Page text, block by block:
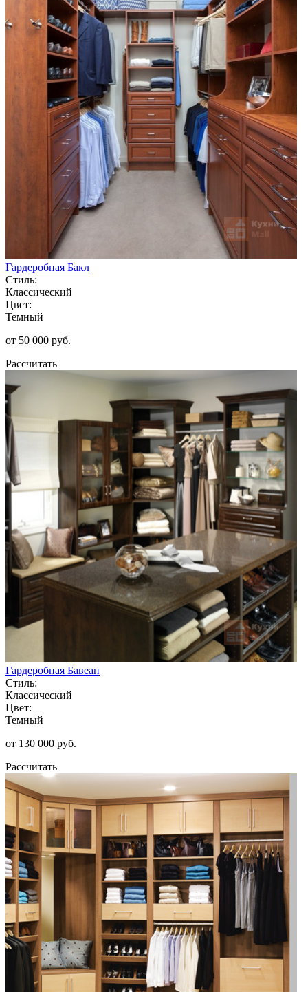
Гардеробная Бакл
Стиль:
Классический
Цвет:
Темный
от 50 000 руб.
Рассчитать
Гардеробная Бавеан
Стиль:
Классический
Цвет:
Темный
от 130 000 руб.
Рассчитать